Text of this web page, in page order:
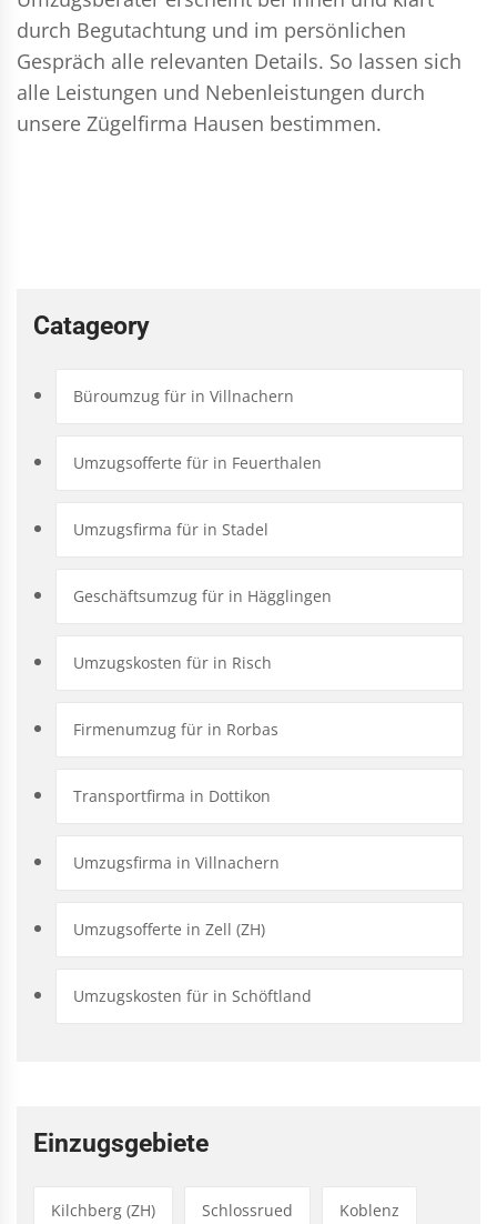
durch Begutachtung und im persönlichen
Gespräch alle relevanten Details. So lassen sich
alle Leistungen und Nebenleistungen durch
unsere Zügelfirma Hausen bestimmen.
Catageory
Büroumzug für in Villnachern
Umzugsofferte für in Feuerthalen
Umzugsfirma für in Stadel
Geschäftsumzug für in Hägglingen
Umzugskosten für in Risch
Firmenumzug für in Rorbas
Transportfirma in Dottikon
Umzugsfirma in Villnachern
Umzugsofferte in Zell (ZH)
Umzugskosten für in Schöftland
Einzugsgebiete
Kilchberg (ZH) Schlossrued Koblenz